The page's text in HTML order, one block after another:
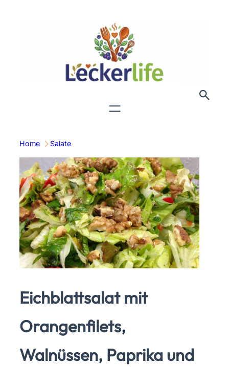
Home Salate
Eichblattsalat mit
Orangenfilets,
Walnüssen, Paprika und